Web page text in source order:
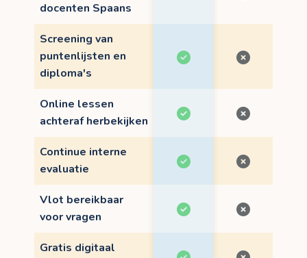
docenten Spaans
Screening van
puntenlijsten en
diploma's
Online lessen
achteraf herbekijken
Continue interne
evaluatie
Vlot bereikbaar
voor vragen
Gratis digitaal